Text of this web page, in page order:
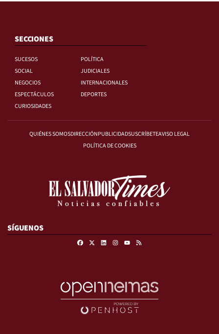
SECCIONES
SUCESOS
POLÍTICA
SOCIAL
JUDICIALES
NEGOCIOS
INTERNACIONALES
ESPECTÁCULOS
DEPORTES
CURIOSIDADES
QUIÉNES SOMOSDIRECCIÓNPUBLICIDADSUSCRÍBETEAVISO LEGAL
POLÍTICA DE COOKIES
SÍGUENOS
FacebookLinkedinInstagram